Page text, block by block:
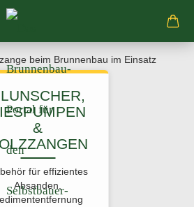
&
für effizientes
Absanden,